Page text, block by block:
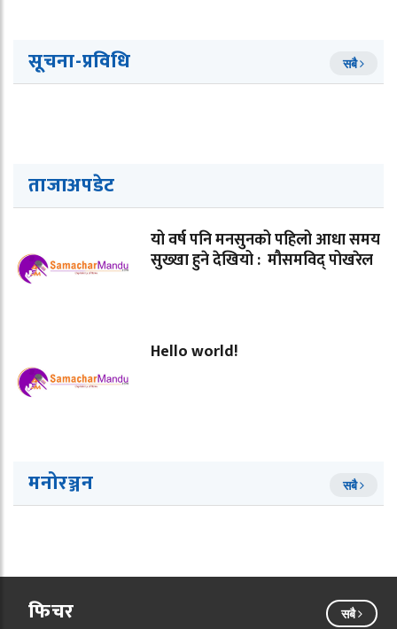
सूचना-प्रविधि सबै
ताजाअपडेट
यो वर्ष पनि मनसुनको पहिलो आधा समय
सुख्खा हुने देखियो : मौसमविद् पोखरेल
Hello world!
मनोरञ्जन सबै
फिचर सबै